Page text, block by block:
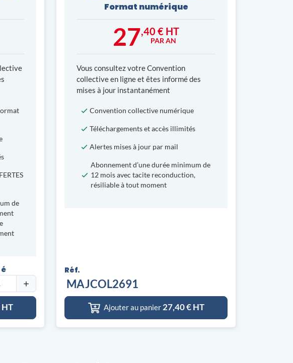
de
Format numérique
27,40 € HT
PAR AN
Vous consultez votre Convention
collective en ligne et êtes informé des
mises à jour instantanément
Convention collective numérique
Téléchargements et accès illimités
Alertes mises à jour par mail
Abonnement d’une durée minimum de
12 mois avec tacite reconduction,
résiliable à tout moment
Réf.
MAJCOL2691
Ajouter au panier27,40€ HT